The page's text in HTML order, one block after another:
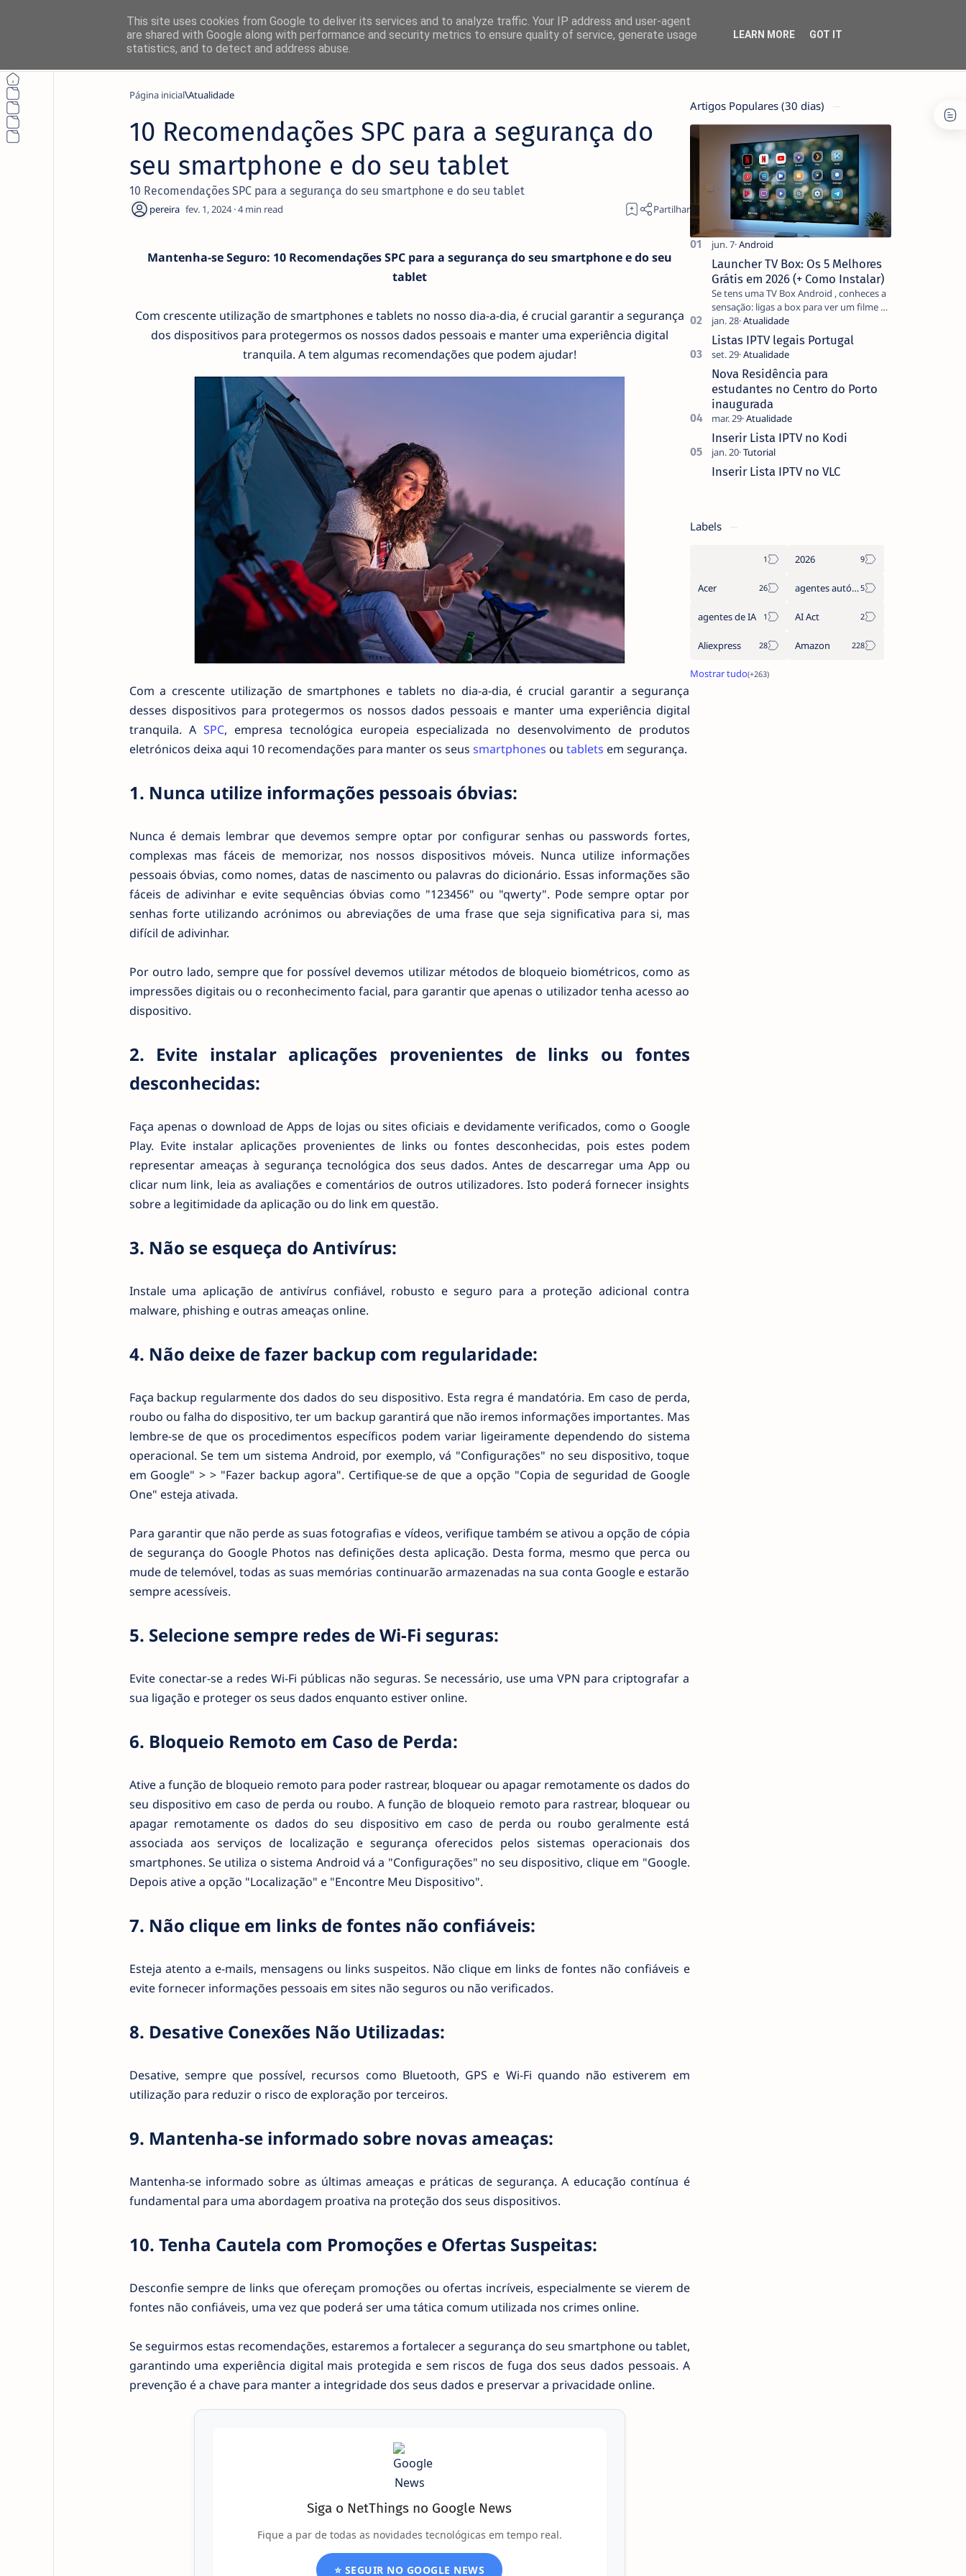
×
Não perca nada! 🚀
Siga o NetThings nas suas plataformas favoritas:
News
Instagram Twitter/X
Página inicial Atualidade
10 Recomendações SPC para a segurança do
seu smartphone e do seu tablet
10 Recomendações SPC para a segurança do seu smartphone e do seu tablet
4
Mantenha-se Seguro: 10 Recomendações SPC para a segurança do seu smartphone e do seu
tablet
Com crescente utilização de smartphones e tablets no nosso dia-a-dia, é crucial garantir a segurança
dos dispositivos para protegermos os nossos dados pessoais e manter uma experiência digital
tranquila. A tem algumas recomendações que podem ajudar!
Com a crescente utilização de smartphones e tablets no dia-a-dia, é crucial garantir a segurança
desses dispositivos para protegermos os nossos dados pessoais e manter uma experiência digital
tranquila. A SPC, empresa tecnológica europeia especializada no desenvolvimento de produtos
eletrónicos deixa aqui 10 recomendações para manter os seus smartphones ou tablets em segurança.
1. Nunca utilize informações pessoais óbvias:
Nunca é demais lembrar que devemos sempre optar por configurar senhas ou passwords fortes,
complexas mas fáceis de memorizar, nos nossos dispositivos móveis. Nunca utilize informações
pessoais óbvias, como nomes, datas de nascimento ou palavras do dicionário. Essas informações são
fáceis de adivinhar e evite sequências óbvias como "123456" ou "qwerty". Pode sempre optar por
senhas forte utilizando acrónimos ou abreviações de uma frase que seja significativa para si, mas
difícil de adivinhar.
Por outro lado, sempre que for possível devemos utilizar métodos de bloqueio biométricos, como as
impressões digitais ou o reconhecimento facial, para garantir que apenas o utilizador tenha acesso ao
dispositivo.
2. Evite instalar aplicações provenientes de links ou fontes
desconhecidas:
Faça apenas o download de Apps de lojas ou sites oficiais e devidamente verificados, como o Google
Play. Evite instalar aplicações provenientes de links ou fontes desconhecidas, pois estes podem
representar ameaças à segurança tecnológica dos seus dados. Antes de descarregar uma App ou
clicar num link, leia as avaliações e comentários de outros utilizadores. Isto poderá fornecer insights
sobre a legitimidade da aplicação ou do link em questão.
3. Não se esqueça do Antivírus:
Instale uma aplicação de antivírus confiável, robusto e seguro para a proteção adicional contra
malware, phishing e outras ameaças online.
4. Não deixe de fazer backup com regularidade:
Faça backup regularmente dos dados do seu dispositivo. Esta regra é mandatória. Em caso de perda,
roubo ou falha do dispositivo, ter um backup garantirá que não iremos informações importantes. Mas
lembre-se de que os procedimentos específicos podem variar ligeiramente dependendo do sistema
operacional. Se tem um sistema Android, por exemplo, vá "Configurações" no seu dispositivo, toque
em Google" > > "Fazer backup agora". Certifique-se de que a opção "Copia de seguridad de Google
One" esteja ativada.
Para garantir que não perde as suas fotografias e vídeos, verifique também se ativou a opção de cópia
de segurança do Google Photos nas definições desta aplicação. Desta forma, mesmo que perca ou
mude de telemóvel, todas as suas memórias continuarão armazenadas na sua conta Google e estarão
sempre acessíveis.
5. Selecione sempre redes de Wi-Fi seguras:
Evite conectar-se a redes Wi-Fi públicas não seguras. Se necessário, use uma VPN para criptografar a
sua ligação e proteger os seus dados enquanto estiver online.
6. Bloqueio Remoto em Caso de Perda:
Ative a função de bloqueio remoto para poder rastrear, bloquear ou apagar remotamente os dados do
seu dispositivo em caso de perda ou roubo. A função de bloqueio remoto para rastrear, bloquear ou
apagar remotamente os dados do seu dispositivo em caso de perda ou roubo geralmente está
associada aos serviços de localização e segurança oferecidos pelos sistemas operacionais dos
smartphones. Se utiliza o sistema Android vá a "Configurações" no seu dispositivo, clique em "Google.
Depois ative a opção "Localização" e "Encontre Meu Dispositivo".
7. Não clique em links de fontes não confiáveis:
Esteja atento a e-mails, mensagens ou links suspeitos. Não clique em links de fontes não confiáveis e
evite fornecer informações pessoais em sites não seguros ou não verificados.
8. Desative Conexões Não Utilizadas:
Desative, sempre que possível, recursos como Bluetooth, GPS e Wi-Fi quando não estiverem em
utilização para reduzir o risco de exploração por terceiros.
9. Mantenha-se informado sobre novas ameaças:
Mantenha-se informado sobre as últimas ameaças e práticas de segurança. A educação contínua é
fundamental para uma abordagem proativa na proteção dos seus dispositivos.
10. Tenha Cautela com Promoções e Ofertas Suspeitas:
Desconfie sempre de links que ofereçam promoções ou ofertas incríveis, especialmente se vierem de
fontes não confiáveis, uma vez que poderá ser uma tática comum utilizada nos crimes online.
Se seguirmos estas recomendações, estaremos a fortalecer a segurança do seu smartphone ou tablet,
garantindo uma experiência digital mais protegida e sem riscos de fuga dos seus dados pessoais. A
prevenção é a chave para manter a integridade dos seus dados e preservar a privacidade online.
Siga o NetThings no Google News
Fique a par de todas as novidades tecnológicas em tempo real.
⭐ SEGUIR NO GOOGLE NEWS
Artigos Populares (30 dias)
Launcher TV Box: Os 5 Melhores
Grátis em 2026 (+ Como Instalar)
Se tens uma TV Box Android , conheces a
sensação: ligas a box para ver um filme e
o ecrã inicial está coberto de sugestões
que não pediste, ban…
Listas IPTV legais Portugal
Nova Residência para
estudantes no Centro do Porto
inaugurada
Inserir Lista IPTV no Kodi
Inserir Lista IPTV no VLC
Labels
2026
Acer agentes autónomos
agentes de IA AI Act
Aliexpress Amazon
This site uses cookies from Google to deliver its services and to analyze traffic. Your IP address and user-agent
are shared with Google along with performance and security metrics to ensure quality of service, generate usage
statistics, and to detect and address abuse.
LEARN MORE GOT IT